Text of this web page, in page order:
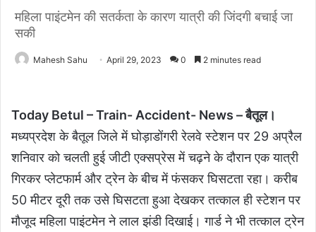
महिला पाइंटमेन की सतर्कता के कारण यात्री की जिंदगी बचाई जा
सकी
Mahesh Sahu April 29, 2023 0 2 minutes read
Today Betul – Train- Accident- News – बैतूल।
मध्यप्रदेश के बैतूल जिले में घोड़ाडोंगरी रेलवे स्टेशन पर 29 अप्रैल
शनिवार को चलती हुई जीटी एक्सप्रेस में चढ़ने के दौरान एक यात्री
गिरकर प्लेटफार्म और ट्रेन के बीच में फंसकर घिसटता रहा। करीब
50 मीटर दूरी तक उसे घिसटता हुआ देखकर तत्काल ही स्टेशन पर
मौजूद महिला पाइंटमेन ने लाल झंडी दिखाई। गार्ड ने भी तत्काल ट्रेन